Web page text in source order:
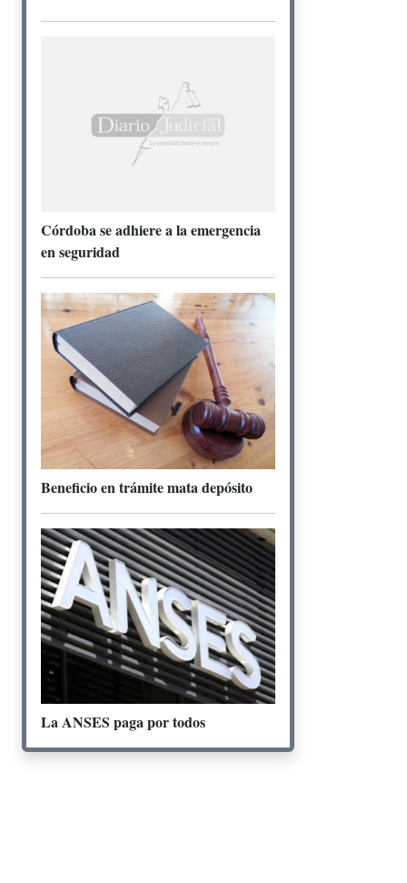
Córdoba se adhiere a la emergencia
en seguridad
Beneficio en trámite mata depósito
La ANSES paga por todos